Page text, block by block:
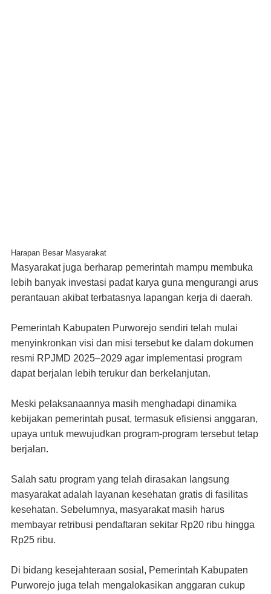
Harapan Besar Masyarakat
Masyarakat juga berharap pemerintah mampu membuka
lebih banyak investasi padat karya guna mengurangi arus
perantauan akibat terbatasnya lapangan kerja di daerah.
Pemerintah Kabupaten Purworejo sendiri telah mulai
menyinkronkan visi dan misi tersebut ke dalam dokumen
resmi RPJMD 2025–2029 agar implementasi program
dapat berjalan lebih terukur dan berkelanjutan.
Meski pelaksanaannya masih menghadapi dinamika
kebijakan pemerintah pusat, termasuk efisiensi anggaran,
upaya untuk mewujudkan program-program tersebut tetap
berjalan.
Salah satu program yang telah dirasakan langsung
masyarakat adalah layanan kesehatan gratis di fasilitas
kesehatan. Sebelumnya, masyarakat masih harus
membayar retribusi pendaftaran sekitar Rp20 ribu hingga
Rp25 ribu.
Di bidang kesejahteraan sosial, Pemerintah Kabupaten
Purworejo juga telah mengalokasikan anggaran cukup